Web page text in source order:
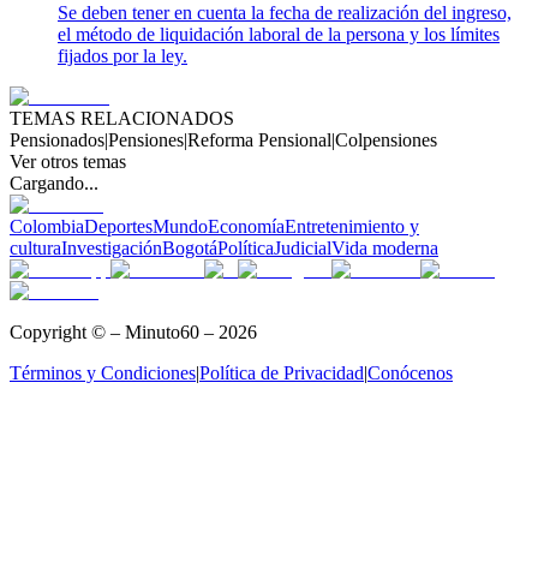
Se deben tener en cuenta la fecha de realización del ingreso,
el método de liquidación laboral de la persona y los límites
fijados por la ley.
TEMAS RELACIONADOS
Pensionados|Pensiones|Reforma Pensional|Colpensiones
Ver otros temas
Cargando...
ColombiaDeportesMundoEconomíaEntretenimiento y
culturaInvestigaciónBogotáPolíticaJudicialVida moderna
Copyright © – Minuto60 – 2026
Términos y Condiciones|Política de Privacidad|Conócenos